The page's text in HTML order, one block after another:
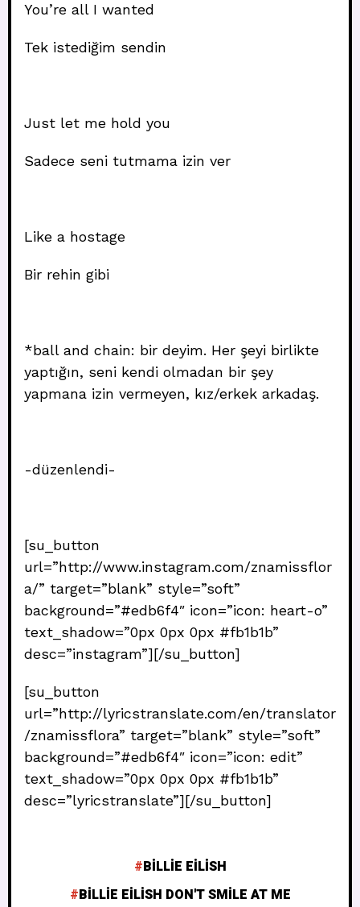
You’re all I wanted
Tek istediğim sendin
Just let me hold you
Sadece seni tutmama izin ver
Like a hostage
Bir rehin gibi
*ball and chain: bir deyim. Her şeyi birlikte
yaptığın, seni kendi olmadan bir şey
yapmana izin vermeyen, kız/erkek arkadaş.
-düzenlendi-
[su_button
url=”http://www.instagram.com/znamissflor
a/” target=”blank” style=”soft”
background=”#edb6f4″ icon=”icon: heart-o”
text_shadow=”0px 0px 0px #fb1b1b”
desc=”instagram”][/su_button]
[su_button
url=”http://lyricstranslate.com/en/translator
/znamissflora” target=”blank” style=”soft”
background=”#edb6f4″ icon=”icon: edit”
text_shadow=”0px 0px 0px #fb1b1b”
desc=”lyricstranslate”][/su_button]
BILLIE EILISH
BILLIE EILISH DON'T SMILE AT ME